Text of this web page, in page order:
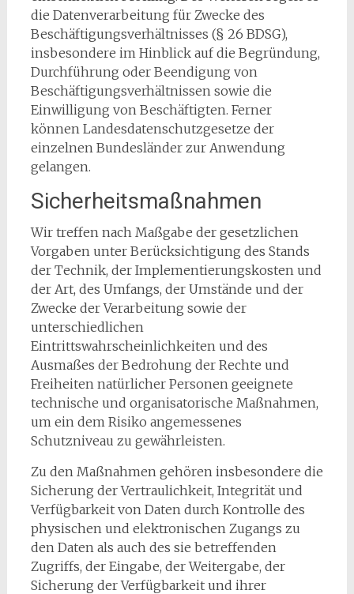
die Datenverarbeitung für Zwecke des
Beschäftigungsverhältnisses (§ 26 BDSG),
insbesondere im Hinblick auf die Begründung,
Durchführung oder Beendigung von
Beschäftigungsverhältnissen sowie die
Einwilligung von Beschäftigten. Ferner
können Landesdatenschutzgesetze der
einzelnen Bundesländer zur Anwendung
gelangen.
Sicherheitsmaßnahmen
Wir treffen nach Maßgabe der gesetzlichen
Vorgaben unter Berücksichtigung des Stands
der Technik, der Implementierungskosten und
der Art, des Umfangs, der Umstände und der
Zwecke der Verarbeitung sowie der
unterschiedlichen
Eintrittswahrscheinlichkeiten und des
Ausmaßes der Bedrohung der Rechte und
Freiheiten natürlicher Personen geeignete
technische und organisatorische Maßnahmen,
um ein dem Risiko angemessenes
Schutzniveau zu gewährleisten.
Zu den Maßnahmen gehören insbesondere die
Sicherung der Vertraulichkeit, Integrität und
Verfügbarkeit von Daten durch Kontrolle des
physischen und elektronischen Zugangs zu
den Daten als auch des sie betreffenden
Zugriffs, der Eingabe, der Weitergabe, der
Sicherung der Verfügbarkeit und ihrer